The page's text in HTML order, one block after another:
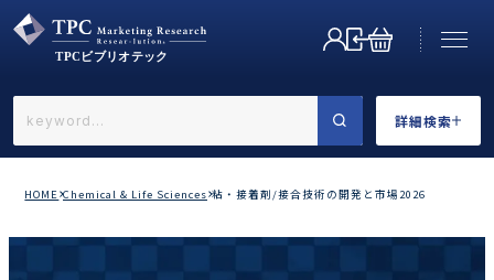
詳細検索
←戻る
HOME Chemical & Life Sciences 粘・接着剤/接合技術の開発と市場2026